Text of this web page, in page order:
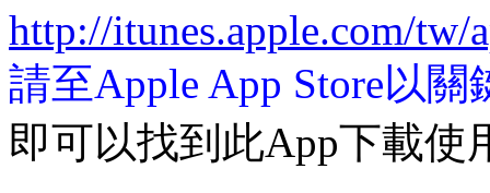
http://itunes.apple.com/tw/
請至Apple App Store以關
即可以找到此App下載使